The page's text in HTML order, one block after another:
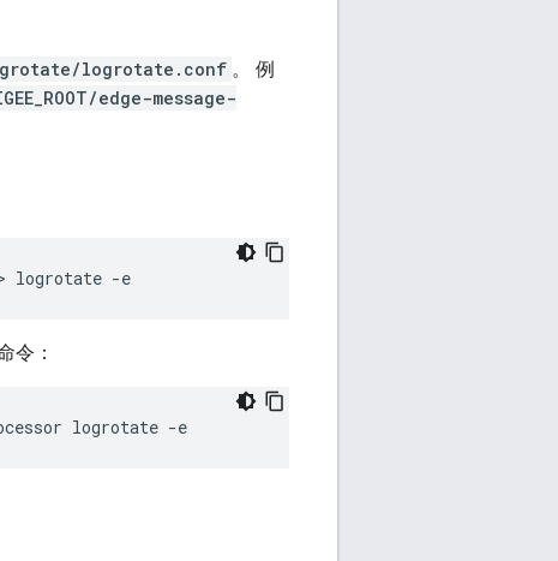
logrotate/logrotate.conf 。 例
edge-message-
logrotate -e
令：
logrotate -e